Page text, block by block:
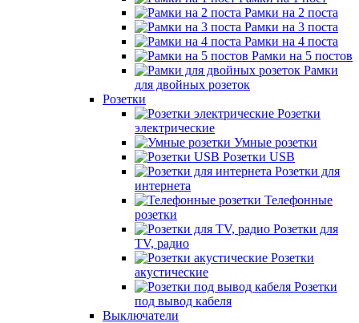
Рамки на 2 поста
Рамки на 3 поста
Рамки на 4 поста
Рамки на 5 постов
Рамки
для двойных розеток
Розетки
Розетки
электрические
Умные розетки
Розетки USB
Розетки для
интернета
Телефонные
розетки
Розетки для
TV, радио
Розетки
акустические
Розетки
под вывод кабеля
Выключатели